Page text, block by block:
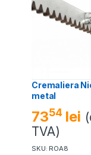
Cremaliera
metal
7354 lei
TVA)
SKU: ROA8